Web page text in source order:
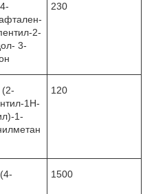
2-
3-
230
1H-
1-
120
1500